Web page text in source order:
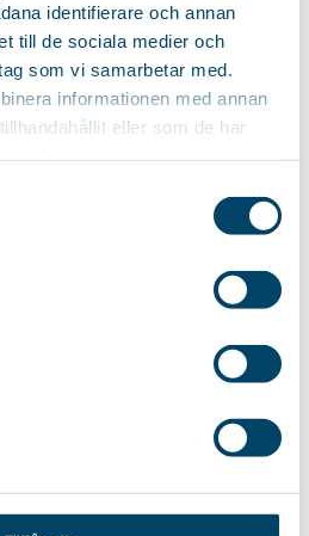
identifierare och annan
till de sociala medier och
som vi samarbetar med.
informationen med annan
eller som de har
allem Extra. Kräftige Trockenleinen,
allem Extras. Robuste Trockenleinen,